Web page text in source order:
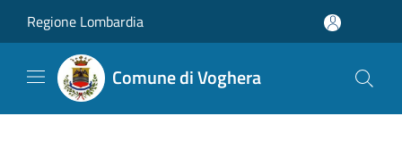
Regione Lombardia
Comune di Voghera